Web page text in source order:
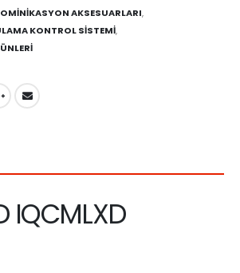
AKSESUARLARI,
KONTROL SİSTEMİ,
IQCMLXD